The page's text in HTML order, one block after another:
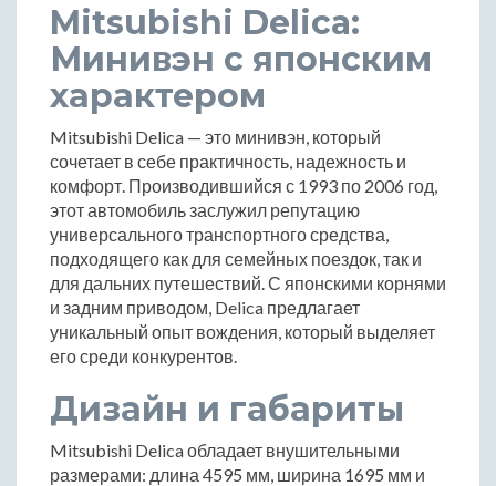
Mitsubishi Delica:
Минивэн с японским
характером
Mitsubishi Delica — это минивэн, который
сочетает в себе практичность, надежность и
комфорт. Производившийся с 1993 по 2006 год,
этот автомобиль заслужил репутацию
универсального транспортного средства,
подходящего как для семейных поездок, так и
для дальних путешествий. С японскими корнями
и задним приводом, Delica предлагает
уникальный опыт вождения, который выделяет
его среди конкурентов.
Дизайн и габариты
Mitsubishi Delica обладает внушительными
размерами: длина 4595 мм, ширина 1695 мм и